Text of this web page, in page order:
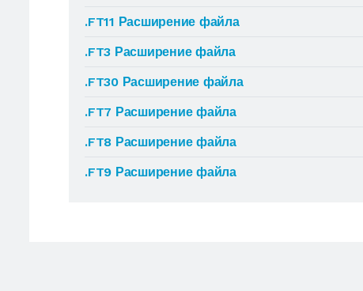
.FT11 Расширение файла
.FT3 Расширение файла
.FT30 Расширение файла
.FT7 Расширение файла
.FT8 Расширение файла
.FT9 Расширение файла